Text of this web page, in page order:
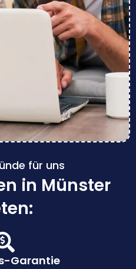
für uns
in Münster
Garantie